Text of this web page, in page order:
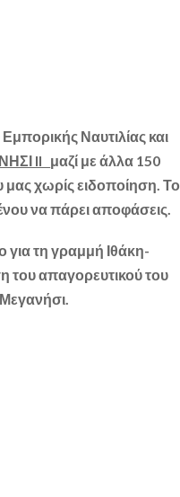
Ναυτιλίας και
II μαζί με άλλα 150
χωρίς ειδοποίηση. Το
να πάρει αποφάσεις.
για τη γραμμή Ιθάκη-
του απαγορευτικού του